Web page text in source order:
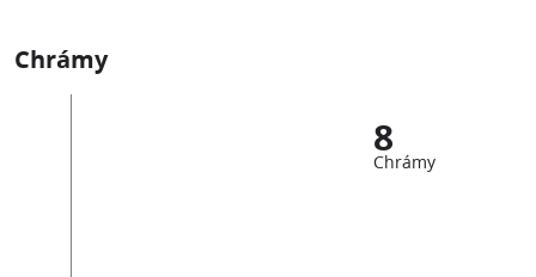
Chrámy
8
Chrámy